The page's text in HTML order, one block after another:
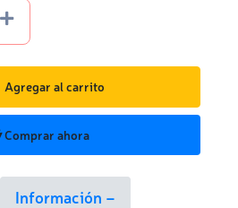
Agregar al carrito
Comprar ahora
Información